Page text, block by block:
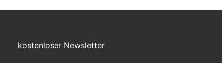
kostenloser Newsletter